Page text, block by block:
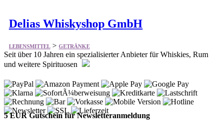
Delias Whiskyshop GmbH
LEBENSMITTEL > GETRÄNKE
Seit über 10 Jahren ein spezialisierter Anbieter für Whiskies, Rum
und weitere Spirituosen
5 EUR Gutschein für Newsletteranmeldung